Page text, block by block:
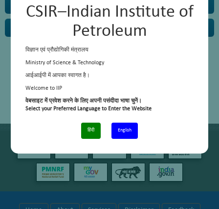
CSIR–Indian Institute of
Petroleum
विज्ञान एवं प्रौद्योगिकी मंत्रालय
Ministry of Science & Technology
आईआईपी में आपका स्वागत है।
Welcome to IIP
वेबसाइट में प्रवेश करने के लिए अपनी पसंदीदा भाषा चुनें।
Select your Preferred Language to Enter the Website
हिंदी English
Mechanical Section